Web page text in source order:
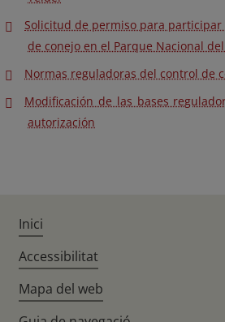
Solicitud de permiso para
de conejo en el Parque Nacional
Normas reguladoras del control de
Modificación de las bases
autorización
Inici
Accessibilitat
Mapa del web